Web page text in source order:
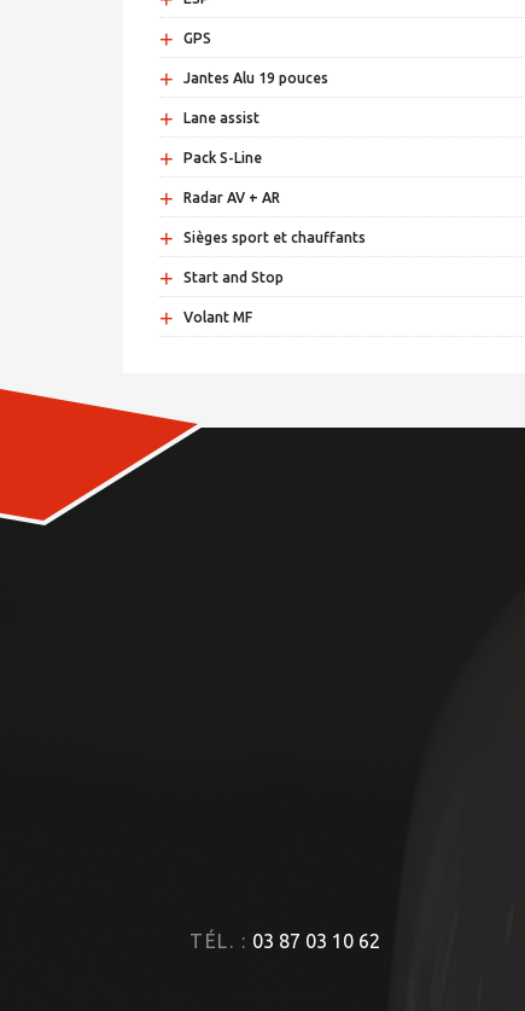
+ GPS
+ Jantes Alu 19 pouces
+ Lane assist
+ Pack S-Line
+ Radar AV + AR
+ Sièges sport et chauffants
+ Start and Stop
+ Volant MF
TÉL. : 03 87 03 10 62